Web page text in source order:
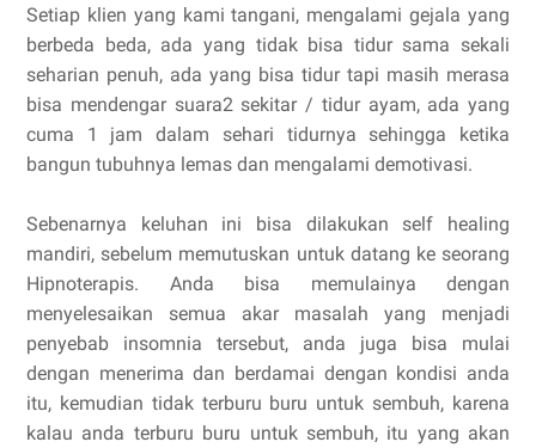
Setiap klien yang kami tangani, mengalami gejala yang
berbeda beda, ada yang tidak bisa tidur sama sekali
seharian penuh, ada yang bisa tidur tapi masih merasa
bisa mendengar suara2 sekitar / tidur ayam, ada yang
cuma 1 jam dalam sehari tidurnya sehingga ketika
bangun tubuhnya lemas dan mengalami demotivasi.
Sebenarnya keluhan ini bisa dilakukan self healing
mandiri, sebelum memutuskan untuk datang ke seorang
Hipnoterapis. Anda bisa memulainya dengan
menyelesaikan semua akar masalah yang menjadi
penyebab insomnia tersebut, anda juga bisa mulai
dengan menerima dan berdamai dengan kondisi anda
itu, kemudian tidak terburu buru untuk sembuh, karena
kalau anda terburu buru untuk sembuh, itu yang akan